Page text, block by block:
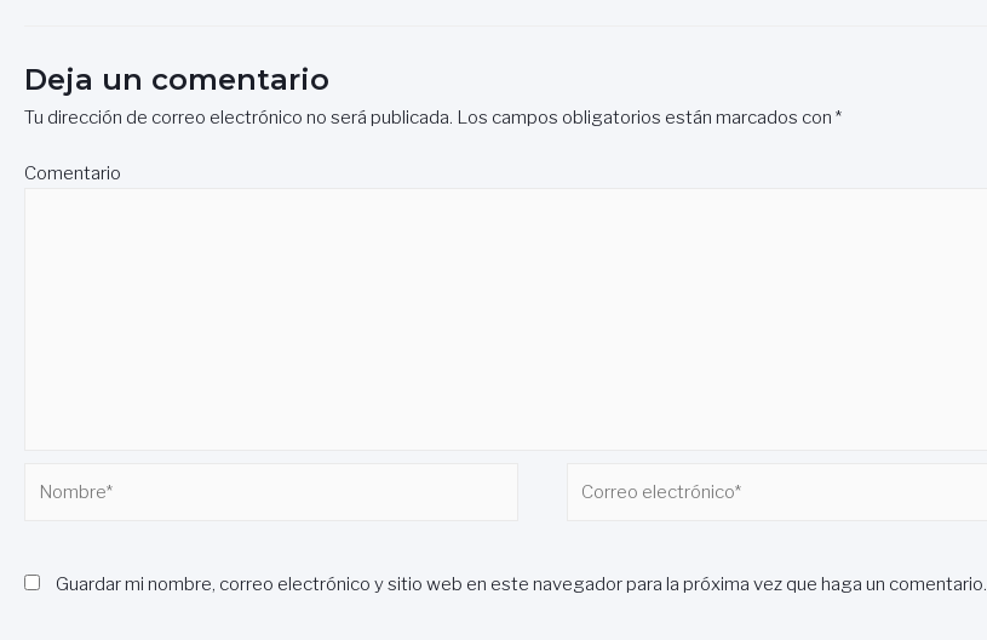
entradas
Deja un comentario
Tu dirección de correo electrónico no será publicada. Los campos obligatorios están marcados con *
Comentario
Guardar mi nombre, correo electrónico y sitio web en este navegador para la próxima vez que haga un comentario.